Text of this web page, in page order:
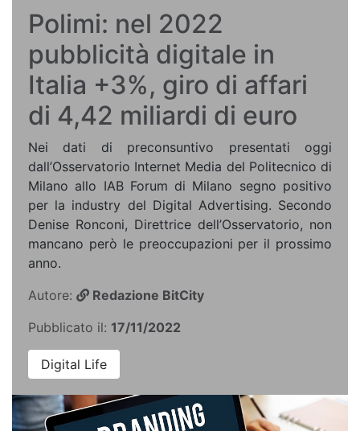
Polimi: nel 2022
pubblicità digitale in
Italia +3%, giro di affari
di 4,42 miliardi di euro
Nei dati di preconsuntivo presentati oggi
dall’Osservatorio Internet Media del Politecnico di
Milano allo IAB Forum di Milano segno positivo
per la industry del Digital Advertising. Secondo
Denise Ronconi, Direttrice dell’Osservatorio, non
mancano però le preoccupazioni per il prossimo
anno.
Autore:
Redazione BitCity
Pubblicato il: 17/11/2022
Digital Life